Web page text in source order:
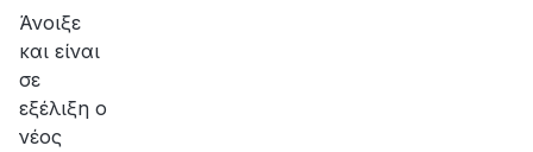
Άνοιξε
και είναι
σε
εξέλιξη ο
νέος